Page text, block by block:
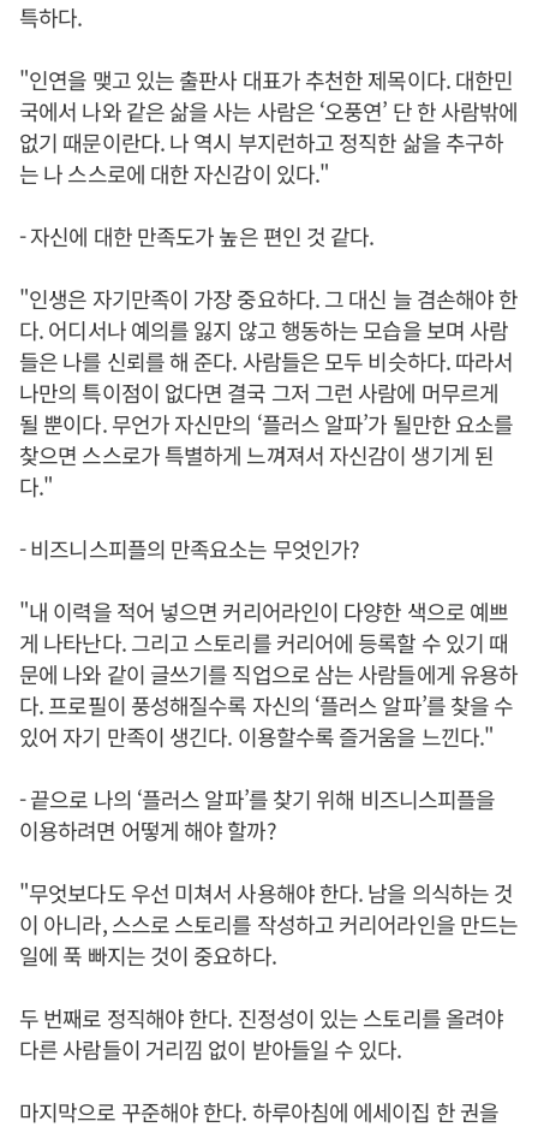
특하다.
"인연을 맺고 있는 출판사 대표가 추천한 제목이다. 대한민
국에서 나와 같은 삶을 사는 사람은 ‘오풍연’ 단 한 사람밖에
없기 때문이란다. 나 역시 부지런하고 정직한 삶을 추구하
는 나 스스로에 대한 자신감이 있다."
- 자신에 대한 만족도가 높은 편인 것 같다.
"인생은 자기만족이 가장 중요하다. 그 대신 늘 겸손해야 한
다. 어디서나 예의를 잃지 않고 행동하는 모습을 보며 사람
들은 나를 신뢰를 해 준다. 사람들은 모두 비슷하다. 따라서
나만의 특이점이 없다면 결국 그저 그런 사람에 머무르게
될 뿐이다. 무언가 자신만의 ‘플러스 알파’가 될만한 요소를
찾으면 스스로가 특별하게 느껴져서 자신감이 생기게 된
다."
- 비즈니스피플의 만족요소는 무엇인가?
"내 이력을 적어 넣으면 커리어라인이 다양한 색으로 예쁘
게 나타난다. 그리고 스토리를 커리어에 등록할 수 있기 때
문에 나와 같이 글쓰기를 직업으로 삼는 사람들에게 유용하
다. 프로필이 풍성해질수록 자신의 ‘플러스 알파’를 찾을 수
있어 자기 만족이 생긴다. 이용할수록 즐거움을 느낀다."
- 끝으로 나의 ‘플러스 알파’를 찾기 위해 비즈니스피플을
이용하려면 어떻게 해야 할까?
"무엇보다도 우선 미쳐서 사용해야 한다. 남을 의식하는 것
이 아니라, 스스로 스토리를 작성하고 커리어라인을 만드는
일에 푹 빠지는 것이 중요하다.
두 번째로 정직해야 한다. 진정성이 있는 스토리를 올려야
다른 사람들이 거리낌 없이 받아들일 수 있다.
마지막으로 꾸준해야 한다. 하루아침에 에세이집 한 권을